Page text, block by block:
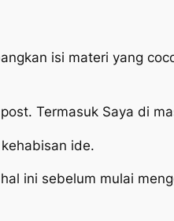
isi materi yang
Termasuk Saya di
ide.
ini sebelum mulai